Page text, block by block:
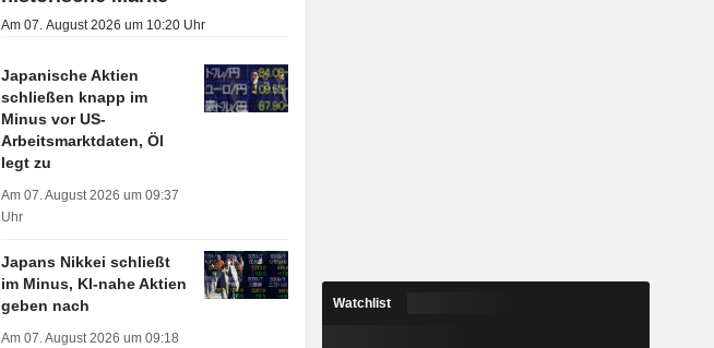
Am 07. August 2026 um 10:20 Uhr
Japanische Aktien
schließen knapp im
Minus vor US-
Arbeitsmarktdaten, Öl
legt zu
Am 07. August 2026 um 09:37
Uhr
Japans Nikkei schließt
im Minus, KI-nahe Aktien
geben nach
Am 07. August 2026 um 09:18
Watchlist